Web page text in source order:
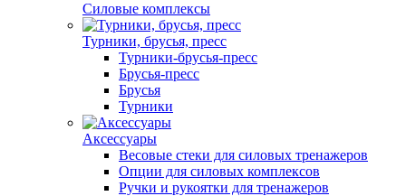
Силовые комплексы
Турники, брусья, пресс
Турники-брусья-пресс
Брусья-пресс
Брусья
Турники
Аксессуары
Весовые стеки для силовых тренажеров
Опции для силовых комплексов
Ручки и рукоятки для тренажеров